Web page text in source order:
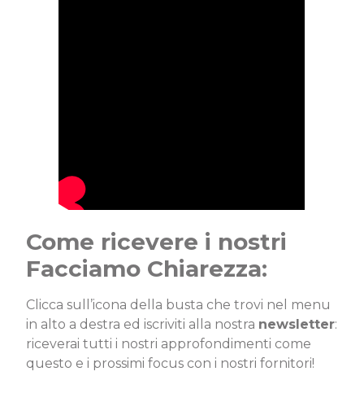
Come ricevere i nostri
Facciamo Chiarezza:
Clicca sull’icona della busta che trovi nel menu
in alto a destra ed iscriviti alla nostra newsletter:
riceverai tutti i nostri approfondimenti come
questo e i prossimi focus con i nostri fornitori!